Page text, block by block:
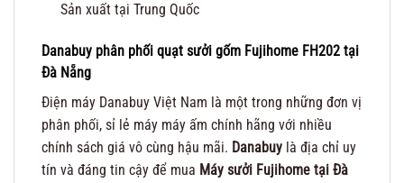
Sản xuất tại Trung Quốc
Danabuy phân phối quạt sưởi gốm Fujihome FH202 tại
Đà Nẵng
Điện máy Danabuy Việt Nam là một trong những đơn vị
phân phối, sỉ lẻ máy máy ấm chính hãng với nhiều
chính sách giá vô cùng hậu mãi. Danabuy là địa chỉ uy
tín và đáng tin cậy để mua Máy sưởi Fujihome tại Đà